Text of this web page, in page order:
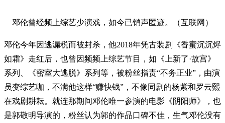
邓伦曾经频上综艺少演戏，如今已销声匿迹。（互联网）
邓伦今年因逃漏税而被封杀，他2018年凭古装剧《香蜜沉沉烬
如霜》走红后，也曾因频频上综艺节目，如《上新了·故宫》
系列、《密室大逃脱》系列等，被粉丝指责“不务正业”，由演
员变综艺咖，不满他这样“赚快钱”，不像同剧的杨紫和罗云熙
在戏剧耕耘。就连那期间邓伦唯一参演的电影《阴阳师》，也
是郭敬明导演的，粉丝认为郭的作品口碑不佳，生气邓伦没有